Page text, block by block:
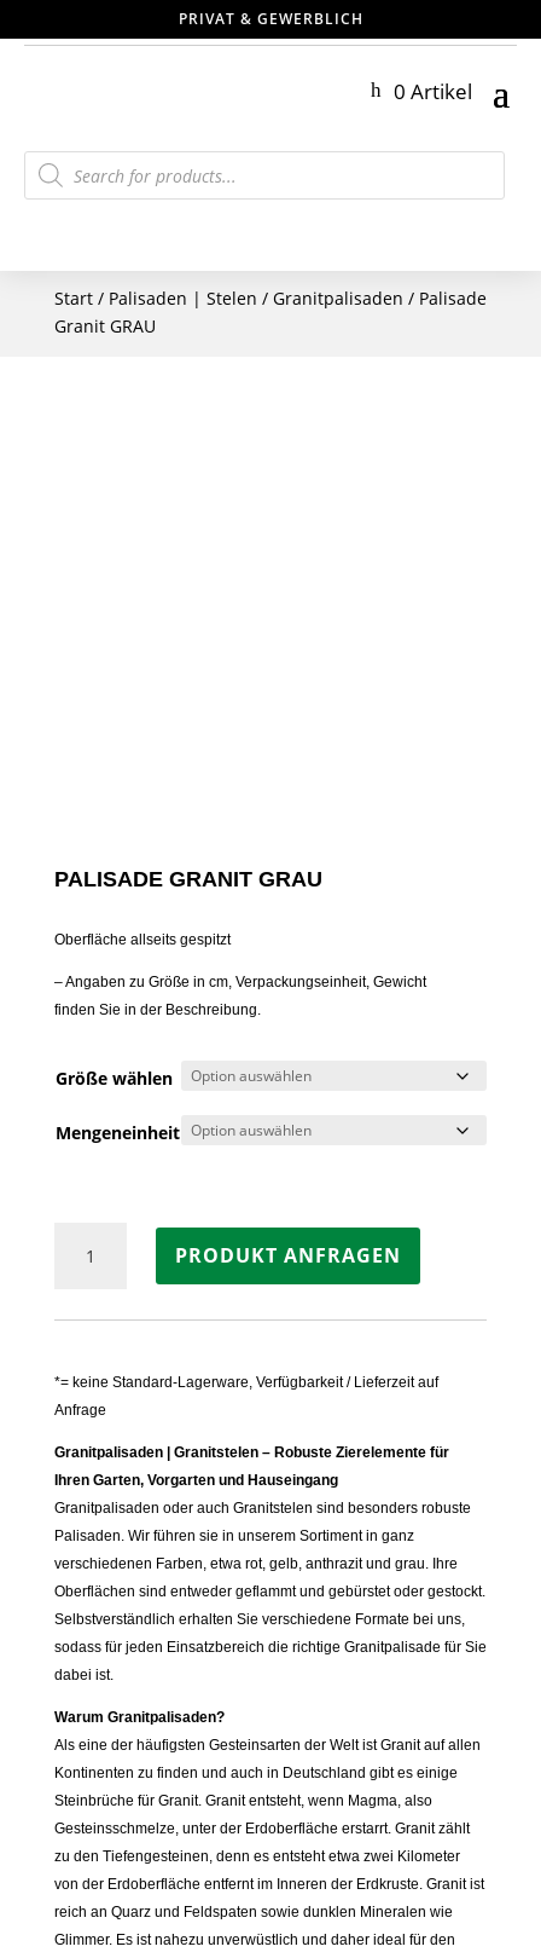
PRIVAT & GEWERBLICH
0 Artikel
Products
search
Start/ Palisaden | Stelen / Granitpalisaden / Palisade
Granit GRAU
PALISADE GRANIT GRAU
Oberfläche allseits gespitzt
– Angaben zu Größe in cm, Verpackungseinheit, Gewicht
finden Sie in der Beschreibung.
Größe wählen
Mengeneinheit
Granit
Menge
PRODUKT ANFRAGEN
*= keine Standard-Lagerware, Verfügbarkeit / Lieferzeit auf
Anfrage
Granitpalisaden | Granitstelen – Robuste Zierelemente für
Ihren Garten, Vorgarten und Hauseingang
Granitpalisaden oder auch Granitstelen sind besonders robuste
Palisaden. Wir führen sie in unserem Sortiment in ganz
verschiedenen Farben, etwa rot, gelb, anthrazit und grau. Ihre
Oberflächen sind entweder geflammt und gebürstet oder gestockt.
Selbstverständlich erhalten Sie verschiedene Formate bei uns,
sodass für jeden Einsatzbereich die richtige Granitpalisade für Sie
dabei ist.
Warum Granitpalisaden?
Als eine der häufigsten Gesteinsarten der Welt ist Granit auf allen
Kontinenten zu finden und auch in Deutschland gibt es einige
Steinbrüche für Granit. Granit entsteht, wenn Magma, also
Gesteinsschmelze, unter der Erdoberfläche erstarrt. Granit zählt
zu den Tiefengesteinen, denn es entsteht etwa zwei Kilometer
von der Erdoberfläche entfernt im Inneren der Erdkruste. Granit ist
reich an Quarz und Feldspaten sowie dunklen Mineralen wie
Glimmer. Es ist nahezu unverwüstlich und daher ideal für den